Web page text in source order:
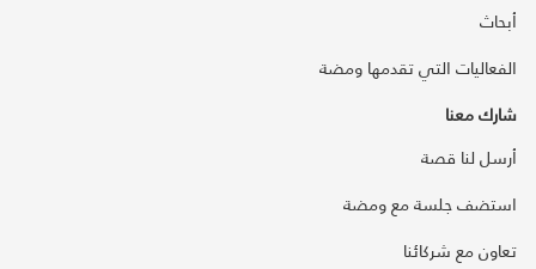
أبحاث
الفعاليات التي تقدمها ومضة
شارك معنا
أرسل لنا قصة
استضف جلسة مع ومضة
تعاون مع شركائنا